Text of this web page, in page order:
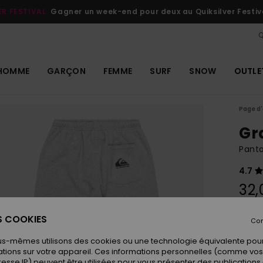
FESTIVAL Gagner un week-end pour deux au Quiksilver
GARÇON FEMME SURF SNOW
Page
4.7
COOKIES
mêmes utilisons des cookies ou une technologie équivalente
sur votre appareil. Ces informations personnelles (comme